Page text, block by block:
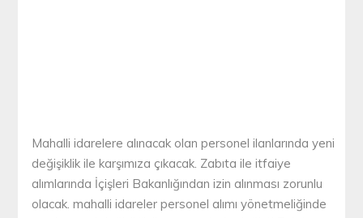
Mahalli idarelere alınacak olan personel ilanlarında yeni
değişiklik ile karşımıza çıkacak. Zabıta ile itfaiye
alımlarında İçişleri Bakanlığından izin alınması zorunlu
olacak. mahalli idareler personel alımı yönetmeliğinde